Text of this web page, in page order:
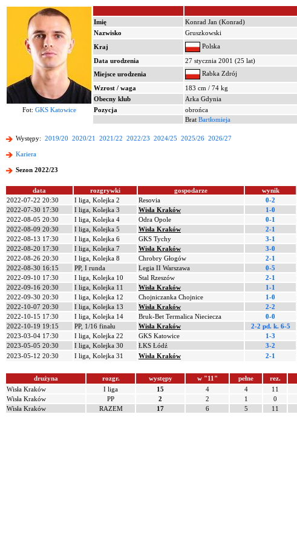
Imię
Konrad Jan (Konrad)
Nazwisko
Gruszkowski
Kraj
Polska
Data urodzenia
27 stycznia 2001 (25 lat)
Miejsce urodzenia
Rabka Zdrój
Wzrost / waga
183 cm / 74 kg
Obecny klub
Arka Gdynia
Fot: GKS Katowice Pozycja obrońca
Brat Bartłomieja
Występy: 2019/20 2020/21 2021/22 2022/23 2024/25 2025/26 2026/27
Kariera
Sezon 2022/23
data rozgrywki gospodarze wynik
2022-07-22 20:30
I liga, Kolejka 2 Resovia 0-2
2022-07-30 17:30
I liga, Kolejka 3 Wisła Kraków 1-0
2022-08-05 20:30
I liga, Kolejka 4 Odra Opole 0-1
2022-08-09 20:30
I liga, Kolejka 5 Wisła Kraków 2-1
2022-08-13 17:30
I liga, Kolejka 6 GKS Tychy 3-1
2022-08-20 17:30
I liga, Kolejka 7 Wisła Kraków 3-0
2022-08-26 20:30
I liga, Kolejka 8 Chrobry Głogów 2-1
2022-08-30 16:15
PP, I runda Legia II Warszawa 0-5
2022-09-10 17:30
I liga, Kolejka 10 Stal Rzeszów 2-1
2022-09-16 20:30
I liga, Kolejka 11 Wisła Kraków 1-1
2022-09-30 20:30
I liga, Kolejka 12 Chojniczanka Chojnice 1-0
2022-10-07 20:30
I liga, Kolejka 13 Wisła Kraków 2-2
2022-10-15 17:30
I liga, Kolejka 14 Bruk-Bet Termalica Nieciecza 0-0
2022-10-19 19:15
PP, 1/16 finału Wisła Kraków 2-2 pd. k. 6-5
2023-03-04 17:30
I liga, Kolejka 22 GKS Katowice 1-3
2023-05-05 20:30
I liga, Kolejka 30 ŁKS Łódź 3-2
2023-05-12 20:30
I liga, Kolejka 31 Wisła Kraków 2-1
drużyna rozgr. występy w "11" pełne rez.
Wisła Kraków
I liga 15 4 4 11
Wisła Kraków
PP 2 2 1 0
Wisła Kraków
RAZEM 17 6 5 11